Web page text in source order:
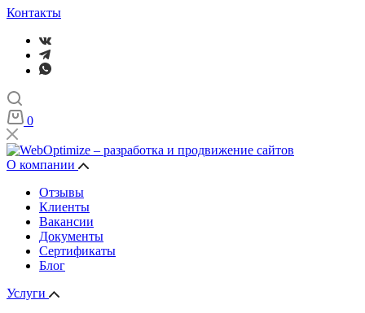
Контакты
0
О компании
Отзывы
Клиенты
Вакансии
Документы
Сертификаты
Блог
Услуги